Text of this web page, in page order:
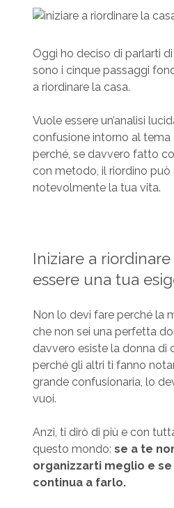
Oggi ho deciso di parlarti
sono i cinque passaggi
a riordinare la casa.
Vuole essere un’analisi
confusione intorno al
perché, se davvero fatto
con metodo, il riordino può
notevolmente la tua vita.
Iniziare a
essere una tua
Non lo devi fare perché la
che non sei una perfetta
davvero esiste la donna di
perché gli altri ti fanno
grande confusionaria, lo
vuoi.
Anzi, ti dirò di più e con
questo mondo: se a te
organizzarti meglio e
continua a farlo.